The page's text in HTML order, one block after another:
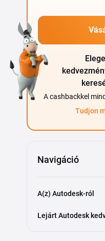
A cashbackkel
Tudjon
Navigáció
A(z) Autodesk-ról
Lejárt Autodesk